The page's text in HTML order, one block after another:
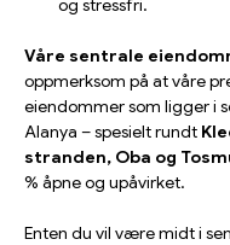
og stressfri.
Våre sentrale
oppmerksom på at våre
eiendommer som ligger i
Alanya – spesielt rundt
stranden, Oba og
% åpne og upåvirket.
Enten du vil være midt i